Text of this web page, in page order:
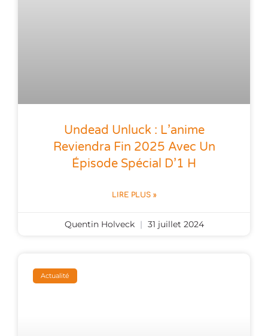
Undead Unluck : L’anime
Reviendra Fin 2025 Avec Un
Épisode Spécial D’1 H
LIRE PLUS »
Quentin Holveck 31 juillet 2024
Actualité